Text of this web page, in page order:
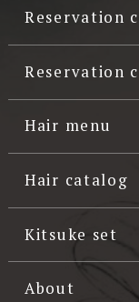
Reservation
Reservation
Hair menu
Hair catalog
Kitsuke set
About